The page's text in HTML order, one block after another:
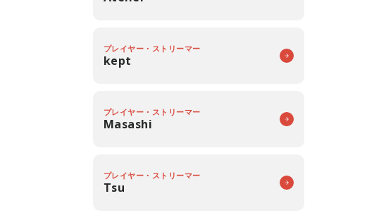
プレイヤー・ストリーマー
kept
プレイヤー・ストリーマー
Masashi
プレイヤー・ストリーマー
Tsu